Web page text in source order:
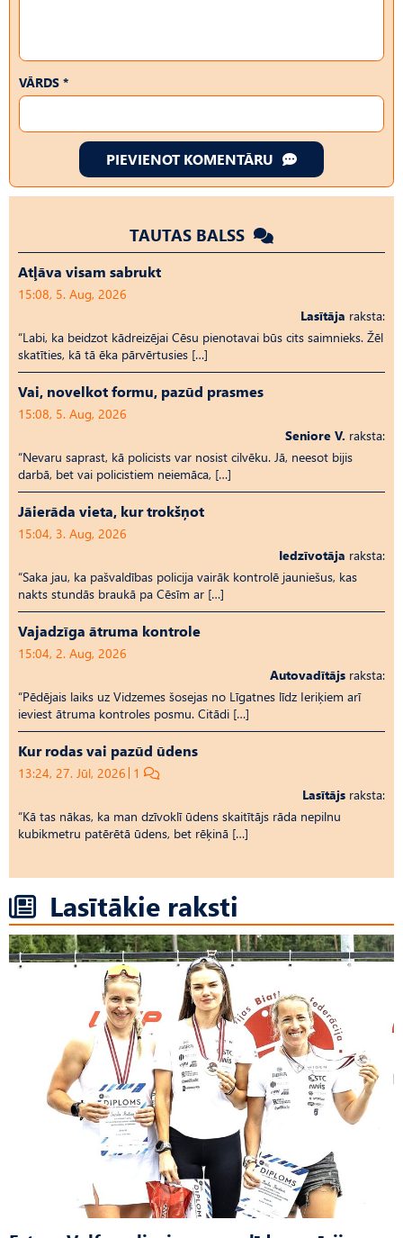
VĀRDS *
PIEVIENOT KOMENTĀRU
TAUTAS BALSS
Atļāva visam sabrukt
15:08, 5. Aug, 2026
Lasītāja raksta:
“Labi, ka beidzot kādreizējai Cēsu pienotavai būs cits saimnieks. Žēl
skatīties, kā tā ēka pārvērtusies […]
Vai, novelkot formu, pazūd prasmes
15:08, 5. Aug, 2026
Seniore V. raksta:
“Nevaru saprast, kā policists var nosist cilvēku. Jā, neesot bijis
darbā, bet vai policistiem neiemāca, […]
Jāierāda vieta, kur trokšņot
15:04, 3. Aug, 2026
Iedzīvotāja raksta:
“Saka jau, ka pašvaldības policija vairāk kontrolē jauniešus, kas
nakts stundās braukā pa Cēsīm ar […]
Vajadzīga ātruma kontrole
15:04, 2. Aug, 2026
Autovadītājs raksta:
“Pēdējais laiks uz Vid­ze­mes šosejas no Līgatnes līdz Ieriķiem arī
ieviest ātruma kontroles posmu. Citādi […]
Kur rodas vai pazūd ūdens
13:24, 27. Jūl, 2026 1
Lasītājs raksta:
“Kā tas nākas, ka man dzīvoklī ūdens skaitītājs rāda nepilnu
kubikmetru patērētā ūdens, bet rēķinā […]
Lasītākie raksti